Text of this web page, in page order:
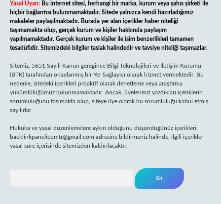
Yasal Uyarı: Bu internet sitesi, herhangi bir marka, kurum veya şahıs şirketi ile
hiçbir bağlantısı bulunmamaktadır. Sitede yalnızca kendi hazırladığımız
makaleler paylaşılmaktadır. Burada yer alan içerikler haber niteliği
taşımamakta olup, gerçek kurum ve kişiler hakkında paylaşım
yapılmamaktadır. Gerçek kurum ve kişiler ile isim benzerlikleri tamamen
tesadüfidir. Sitemizdeki bilgiler taslak halindedir ve tavsiye niteliği taşımazlar.
Sitemiz, 5651 Sayılı Kanun gereğince Bilgi Teknolojileri ve İletişim Kurumu
(BTK) tarafından onaylanmış bir Yer Sağlayıcı olarak hizmet vermektedir. Bu
nedenle, sitedeki içerikleri proaktif olarak denetleme veya araştırma
yükümlülüğümüz bulunmamaktadır. Ancak, üyelerimiz yazdıkları içeriklerin
sorumluluğunu taşımakta olup, siteye üye olarak bu sorumluluğu kabul etmiş
sayılırlar.
Hukuka ve yasal düzenlemelere aykırı olduğunu düşündüğünüz içerikleri,
backlinkpanelicomtr@gmail.com adresine bildirmeniz halinde, ilgili içerikler
yasal süre içerisinde sitemizden kaldırılacaktır.